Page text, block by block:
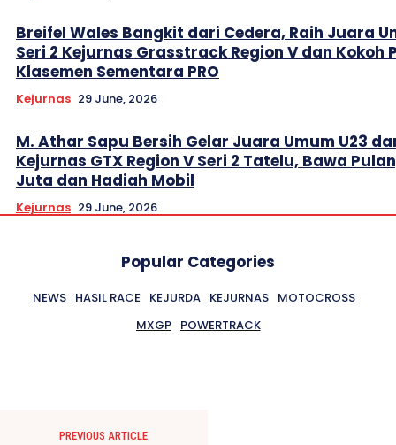
Breifel Wales Bangkit dari Cedera, Raih Juara
Seri 2 Kejurnas Grasstrack Region V dan Kokoh
Klasemen Sementara PRO
Kejurnas 29 June, 2026
M. Athar Sapu Bersih Gelar Juara Umum U23
Kejurnas GTX Region V Seri 2 Tatelu, Bawa
Juta dan Hadiah Mobil
Kejurnas 29 June, 2026
Popular Categories
NEWS HASIL RACE KEJURDA KEJURNAS
MOTOCROSS
MXGP
POWERTRACK
PREVIOUS ARTICLE